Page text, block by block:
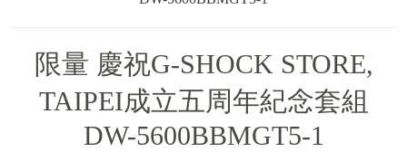
限量 慶祝G-SHOCK STORE,
TAIPEI成立五周年紀念套組
DW-5600BBMGT5-1